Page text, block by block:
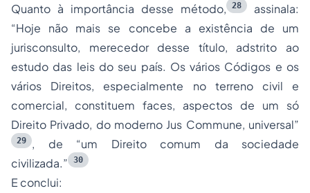
Quanto à importância desse método, 28
assinala:
“Hoje não mais se concebe a existência de um
jurisconsulto, merecedor desse título, adstrito ao
estudo das leis do seu país. Os vários Códigos e os
vários Direitos, especialmente no terreno civil e
comercial, constituem faces, aspectos de um só
Direito Privado, do moderno Jus Commune, universal”
29 , de “um Direito comum da sociedade
civilizada.”
30
E conclui: